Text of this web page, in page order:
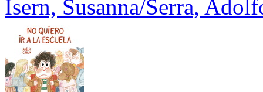
Isern, Susanna/Serra,